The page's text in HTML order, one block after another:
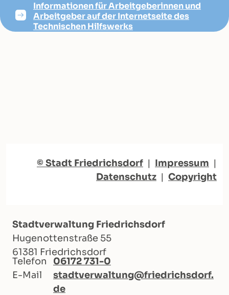
Informationen für Arbeitgeberinnen und
Arbeitgeber auf der Internetseite des
Technischen Hilfswerks
© Stadt Friedrichsdorf | Impressum |
Datenschutz | Copyright
Stadtverwaltung Friedrichsdorf
Hugenottenstraße 55
61381 Friedrichsdorf
Telefon
06172 731-0
E-Mail
stadtverwaltung@friedrichsdorf.
de